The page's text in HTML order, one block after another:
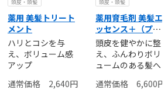
頭皮・頭髪
薬用 美髪トリート
メント
ハリとコシを与
え、ボリューム感
アップ
2,640円
頭皮・頭髪
薬用育毛剤 美髪エ
ッセンス＋（プラ
ス）
頭皮を健やかに整
え、ふんわりボリ
ュームのある髪へ
6,600円